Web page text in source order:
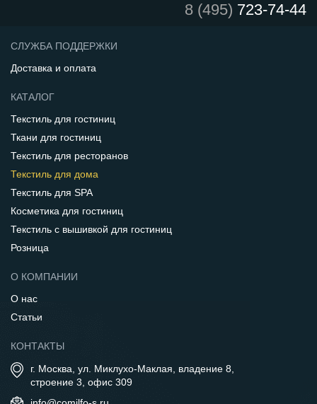
8 (495) 723-74-44
СЛУЖБА ПОДДЕРЖКИ
Доставка и оплата
КАТАЛОГ
Текстиль для гостиниц
Ткани для гостиниц
Текстиль для ресторанов
Текстиль для дома
Текстиль для SPA
Косметика для гостиниц
Текстиль с вышивкой для гостиниц
Розница
О КОМПАНИИ
О нас
Статьи
КОНТАКТЫ
г. Москва, ул. Миклухо-Маклая, владение 8,
строение 3, офис 309